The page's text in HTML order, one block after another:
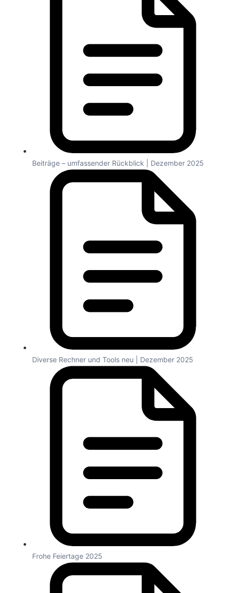
Beiträge – umfassender Rückblick | Dezember 2025
Diverse Rechner und Tools neu | Dezember 2025
Frohe Feiertage 2025